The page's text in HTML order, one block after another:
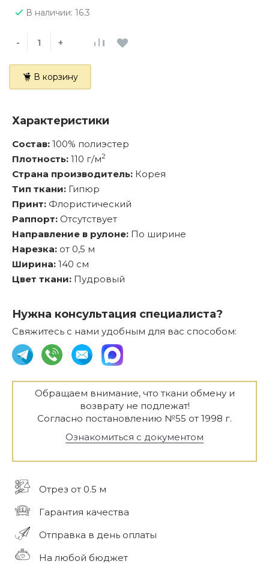
В наличии: 16.3
- +
В корзину
Характеристики
Состав: 100% полиэстер
Плотность: 110 г/м2
Страна производитель: Корея
Тип ткани: Гипюр
Принт: Флористический
Раппорт: Отсутствует
Направление в рулоне: По ширине
Нарезка: от 0,5 м
Ширина: 140 см
Цвет ткани: Пудровый
Нужна консультация специалиста?
Свяжитесь с нами удобным для вас способом:
Обращаем внимание, что ткани обмену и
возврату не подлежат!
Согласно постановлению №55 от 1998 г.
Ознакомиться с документом
Отрез от 0.5 м
Гарантия качества
Отправка в день оплаты
На любой бюджет